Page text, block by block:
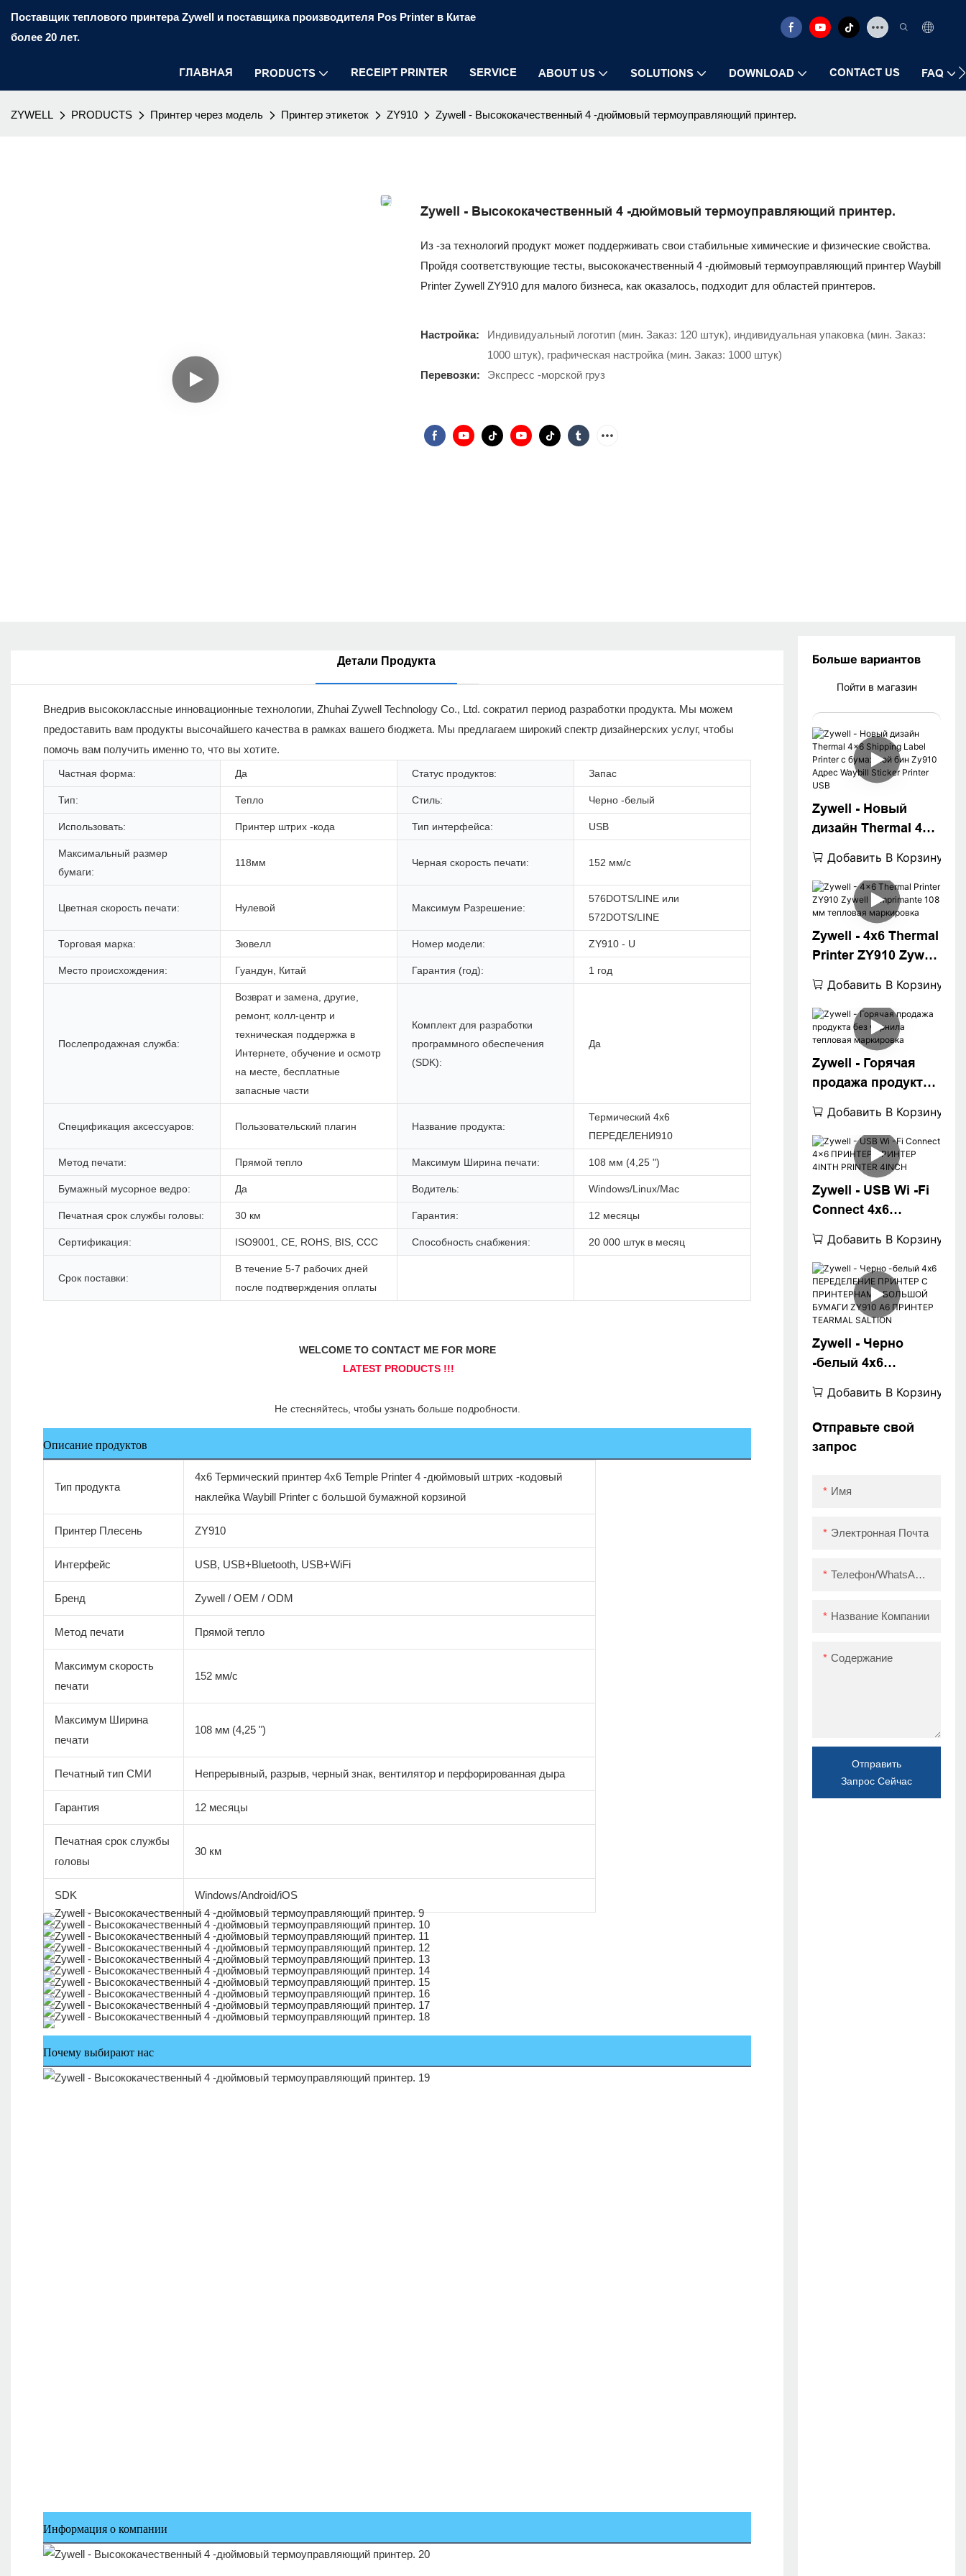
Поставщик теплового принтера Zywell и поставщика производителя Pos Printer в Китае
более 20 лет.
ГЛАВНАЯ PRODUCTS RECEIPT PRINTER SERVICE ABOUT US SOLUTIONS DOWNLOAD CONTACT US FAQ
ZYWELL PRODUCTS Принтер через модель Принтер этикеток ZY910 Zywell - Высококачественный 4 -дюймовый термоуправляющий принтер.
Zywell - Высококачественный 4 -дюймовый термоуправляющий принтер.
Из -за технологий продукт может поддерживать свои стабильные химические и физические свойства.
Пройдя соответствующие тесты, высококачественный 4 -дюймовый термоуправляющий принтер Waybill
Printer Zywell ZY910 для малого бизнеса, как оказалось, подходит для областей принтеров.
Настройка:
Индивидуальный логотип (мин. Заказ: 120 штук), индивидуальная упаковка (мин. Заказ:
1000 штук), графическая настройка (мин. Заказ: 1000 штук)
Перевозки:
Экспресс -морской груз
Больше вариантов
Пойти в магазин
Zywell - Новый
дизайн Thermal 4x6
Printer с бумажной
бин Zy910 Адрес
Waybill Sticker
Printer USB
Добавить В Корзину
Zywell - 4x6 Thermal
Printer ZY910 Zywell
тепловая
маркировка
Добавить В Корзину
Zywell - Горячая
продажа продукта
тепловая
маркировка
Добавить В Корзину
Zywell - USB Wi -Fi
Connect 4x6
4INTH PRINTER
4INCH
Добавить В Корзину
Zywell - Черно
-белый 4x6
ПРИНТЕР С
ПРИНТЕРНАМИ
БОЛЬШОЙ БУМАГИ
Добавить В Корзину
Отправьте свой
запрос
Имя
Электронная Почта
Телефон/WhatsApp/Skype
Название Компании
Содержание
Отправить
Запрос Сейчас
Детали Продукта
Внедрив высококлассные инновационные технологии, Zhuhai Zywell Technology Co., Ltd. сократил период разработки продукта. Мы можем
предоставить вам продукты высочайшего качества в рамках вашего бюджета. Мы предлагаем широкий спектр дизайнерских услуг, чтобы
помочь вам получить именно то, что вы хотите.
Частная форма: Да Статус продуктов: Запас
Тип: Тепло Стиль: Черно -белый
Использовать: Принтер штрих -кода Тип интерфейса: USB
Максимальный размер
бумаги:
118мм Черная скорость печати: 152 мм/с
Цветная скорость печати: Нулевой Максимум Разрешение:
576DOTS/LINE или
572DOTS/LINE
Торговая марка: Зювелл Номер модели: ZY910 - U
Место происхождения: Гуандун, Китай Гарантия (год): 1 год
Послепродажная служба:
Возврат и замена, другие,
ремонт, колл-центр и
техническая поддержка в
Интернете, обучение и осмотр
на месте, бесплатные
запасные части
Комплект для разработки
программного обеспечения
(SDK):
Да
Спецификация аксессуаров: Пользовательский плагин Название продукта:
Термический 4x6
ПЕРЕДЕЛЕНИ910
Метод печати: Прямой тепло Максимум Ширина печати: 108 мм (4,25 ")
Бумажный мусорное ведро: Да Водитель: Windows/Linux/Mac
Печатная срок службы головы: 30 км Гарантия: 12 месяцы
Сертификация: ISO9001, CE, ROHS, BIS, CCC Способность снабжения: 20 000 штук в месяц
Срок поставки:
В течение 5-7 рабочих дней
после подтверждения оплаты
Описание продуктов
Тип продукта
4x6 Термический принтер 4x6 Temple Printer 4 -дюймовый штрих -кодовый
наклейка Waybill Printer с большой бумажной корзиной
Принтер Плесень ZY910
Интерфейс USB, USB+Bluetooth, USB+WiFi
Бренд Zywell / OEM / ODM
Метод печати Прямой тепло
Максимум скорость
печати
152 мм/с
Максимум Ширина
печати
108 мм (4,25 ")
Печатный тип СМИ Непрерывный, разрыв, черный знак, вентилятор и перфорированная дыра
Гарантия 12 месяцы
Печатная срок службы
головы
30 км
SDK Windows/Android/iOS
Почему выбирают нас
Информация о компании